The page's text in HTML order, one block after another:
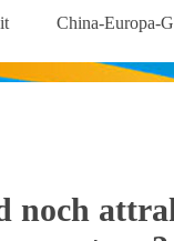
China-Europa-